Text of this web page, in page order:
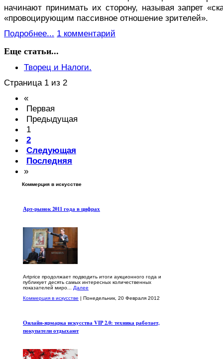
начинают принимать их сторону, называя запрет
«провоцирующим пассивное отношение зрителей».
Подробнее... 1 комментарий
Еще статьи...
Творец и Налоги.
Страница 1 из 2
«
Первая
Предыдущая
1
2
Следующая
Последняя
»
Коммерция в искусстве
Арт-рынок 2011 года в цифрах
Artprice продолжает подводить итоги аукционного года и
публикует десять самых интересных количественных
показателей миро... Далее
Коммерция в искусстве | Понедельник, 20 Февраля 2012
Онлайн-ярмарка искусства VIP 2.0: техника работает,
покупатели отдыхают